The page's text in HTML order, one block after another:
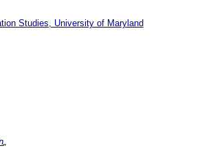
Studies, University of Maryland
„